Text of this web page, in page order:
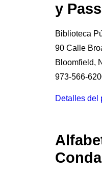
y
Biblioteca
90 Calle
Bloomfield,
973-566-
Detalles del